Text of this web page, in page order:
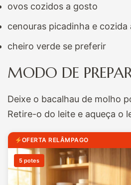
ovos cozidos a gosto
cenouras picadinha e cozida
cheiro verde se preferir
MODO DE
Deixe o bacalhau de molho
Retire-o do leite e aqueça o
OFERTA RELÂMPAGO
5 potes